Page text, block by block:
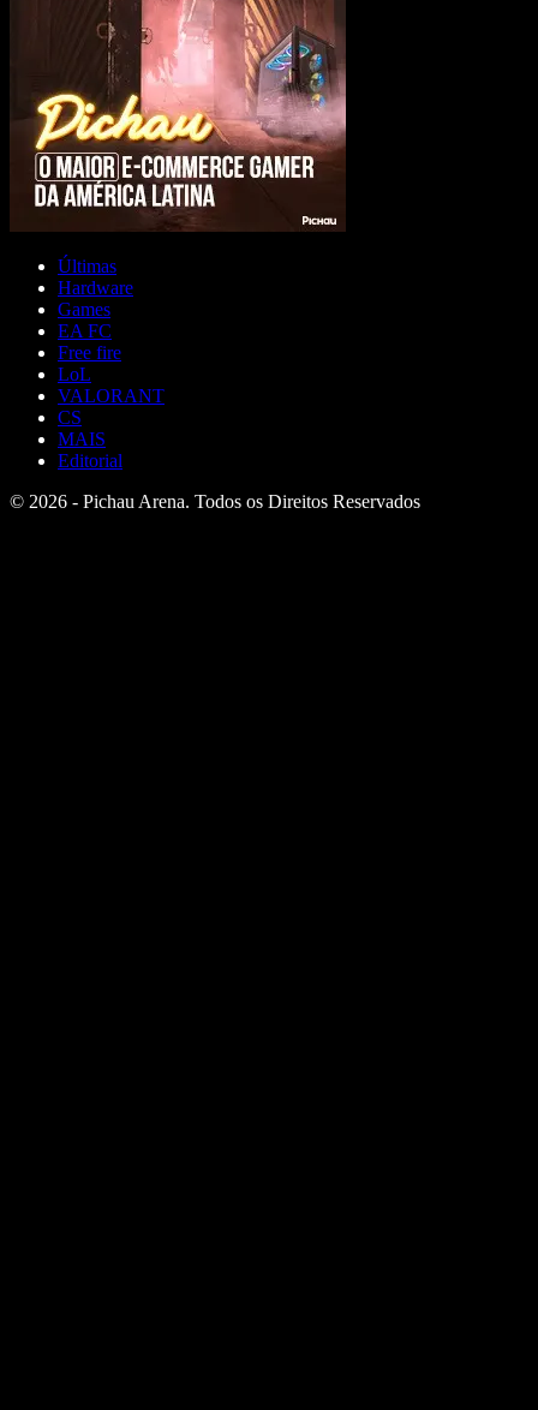
Últimas
Hardware
Games
EA FC
Free fire
LoL
VALORANT
CS
MAIS
Editorial
© 2026 - Pichau Arena. Todos os Direitos Reservados